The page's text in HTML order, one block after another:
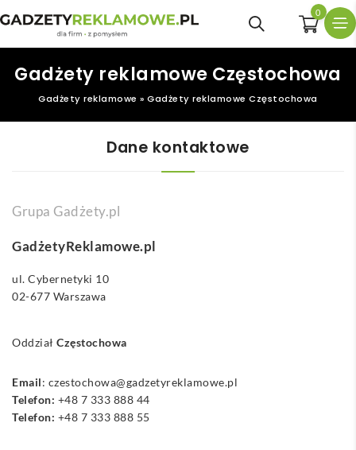
0
Gadżety reklamowe Częstochowa
Gadżety reklamowe »Gadżety reklamowe Częstochowa
Dane kontaktowe
Grupa Gadżety.pl
GadżetyReklamowe.pl
ul. Cybernetyki 10
02-677 Warszawa
Oddział Częstochowa
Email: czestochowa@gadzetyreklamowe.pl
Telefon: +48 7 333 888 44
Telefon: +48 7 333 888 55